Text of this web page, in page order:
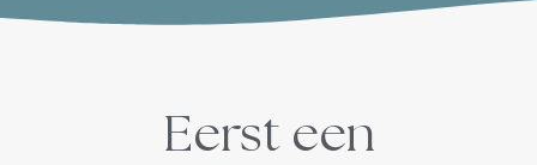
Eerst een